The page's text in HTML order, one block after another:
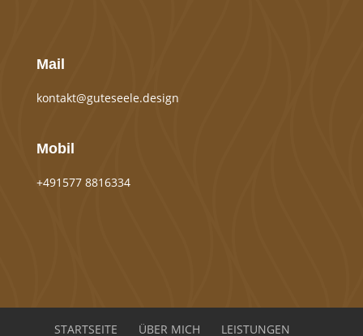
Mail
kontakt@guteseele.design
Mobil
+491577 8816334
STARTSEITE ÜBER MICH LEISTUNGEN